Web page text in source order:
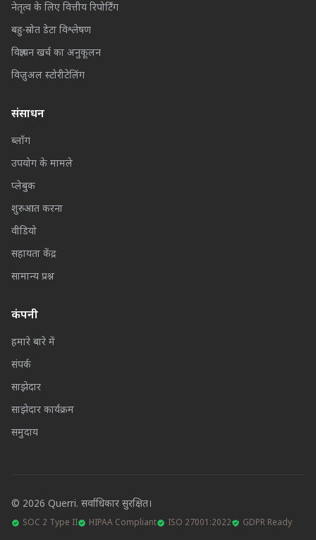
नेतृत्व के लिए वित्तीय रिपोर्टिंग
बहु-स्रोत डेटा विश्लेषण
विज्ञापन खर्च का अनुकूलन
विज़ुअल स्टोरीटेलिंग
संसाधन
ब्लॉग
उपयोग के मामले
प्लेबुक
शुरुआत करना
वीडियो
सहायता केंद्र
सामान्य प्रश्न
कंपनी
हमारे बारे में
संपर्क
साझेदार
साझेदार कार्यक्रम
समुदाय
© 2026 Querri. सर्वाधिकार सुरक्षित।
SOC 2 Type II HIPAA Compliant ISO 27001:2022 GDPR Ready